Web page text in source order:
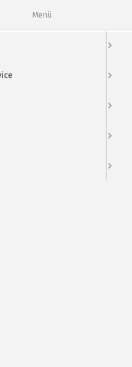
Menu
hat
und
2022 hat
in Sonneberg hat am
durch Bürgermeister
Nur ein Hieb auf den Zapfhahn
zum Anstoßen gefüllt werden
Blasmusiker
Gemütlichkeit" vor voll
Gästen aus Göppingen, Ostrow
vielen Sonnebergern.
Menü